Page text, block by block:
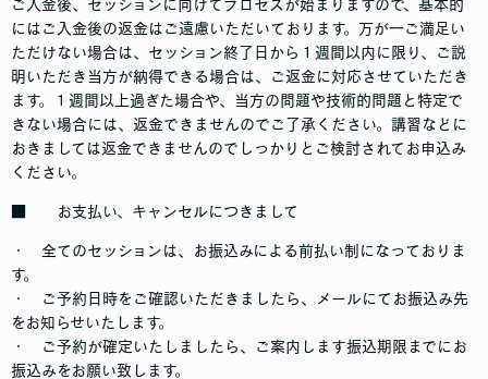
ご入金後、セッションに向けてプロセスが始まりますので、基本的
にはご入金後の返金はご遠慮いただいております。万が一ご満足い
ただけない場合は、セッション終了日から１週間以内に限り、ご説
明いただき当方が納得できる場合は、ご返金に対応させていただき
ます。１週間以上過ぎた場合や、当方の問題や技術的問題と特定で
きない場合には、返金できませんのでご了承ください。講習などに
おきましては返金できませんのでしっかりとご検討されてお申込み
ください。
■ お支払い、キャンセルにつきまして
・ 全てのセッションは、お振込みによる前払い制になっておりま
す。
・ ご予約日時をご確認いただきましたら、メールにてお振込み先
をお知らせいたします。
・ ご予約が確定いたしましたら、ご案内します振込期限までにお
振込みをお願い致します。